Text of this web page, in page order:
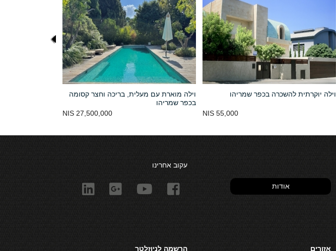
וילה מוארת עם מעלית, בריכה וחצר קסומה
בכפר שמריהו
27,500,000 NIS
וילה יוקרתית להשכרה בכפר שמריהו
55,000 NIS
אודות
עקוב אחרינו
אזורים הרשמה לניוזלטר